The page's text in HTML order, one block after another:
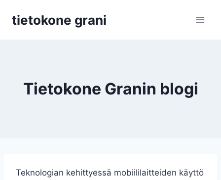
sisältöön
tietokone grani
Tietokone Granin blogi
Teknologian kehittyessä mobiililaitteiden käyttö